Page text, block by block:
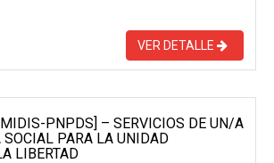
VER DETALLE
PNPDS] – SERVICIOS DE UN/A
PARA LA UNIDAD
LIBERTAD